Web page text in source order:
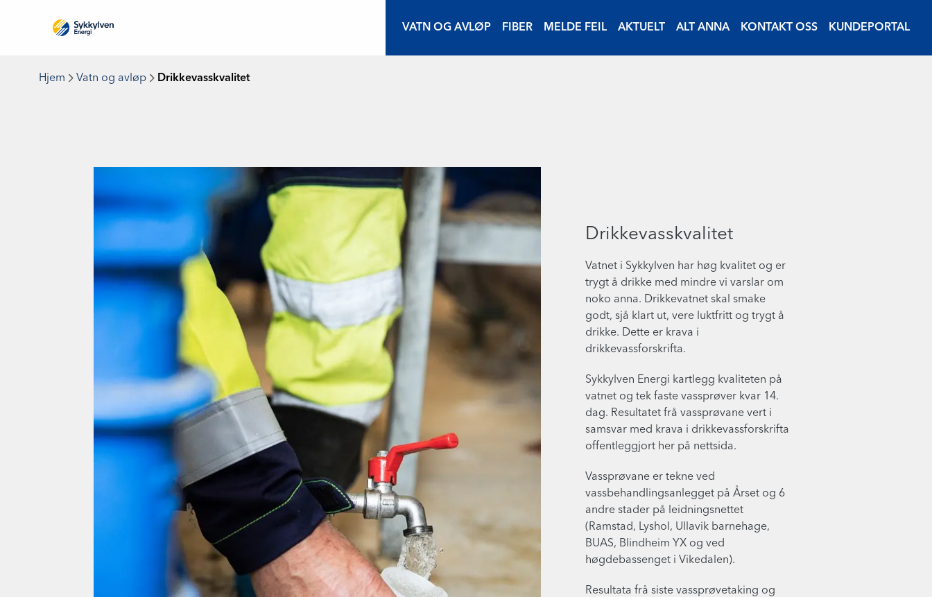
VATN OG AVLØP FIBER MELDE FEIL AKTUELT ALT ANNA KONTAKT OSS KUNDEPORTAL
Hjem Vatn og avløp Drikkevasskvalitet
Drikkevasskvalitet
Vatnet i Sykkylven har høg kvalitet og er
trygt å drikke med mindre vi varslar om
noko anna. Drikkevatnet skal smake
godt, sjå klart ut, vere luktfritt og trygt å
drikke. Dette er krava i
drikkevassforskrifta.
Sykkylven Energi kartlegg kvaliteten på
vatnet og tek faste vassprøver kvar 14.
dag. Resultatet frå vassprøvane vert i
samsvar med krava i drikkevassforskrifta
offentleggjort her på nettsida.
Vassprøvane er tekne ved
vassbehandlingsanlegget på Årset og 6
andre stader på leidningsnettet
(Ramstad, Lyshol, Ullavik barnehage,
BUAS, Blindheim YX og ved
høgdebassenget i Vikedalen).
Resultata frå siste vassprøvetaking og